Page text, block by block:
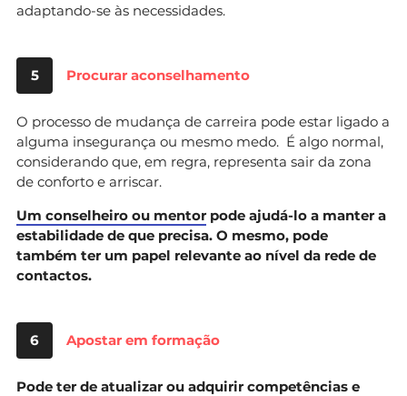
adaptando-se às necessidades.
5 Procurar aconselhamento
O processo de mudança de carreira pode estar ligado a
alguma insegurança ou mesmo medo. É algo normal,
considerando que, em regra, representa sair da zona
de conforto e arriscar.
Um conselheiro ou mentor pode ajudá-lo a manter a
estabilidade de que precisa. O mesmo, pode
também ter um papel relevante ao nível da rede de
contactos.
6 Apostar em formação
Pode ter de atualizar ou adquirir competências e